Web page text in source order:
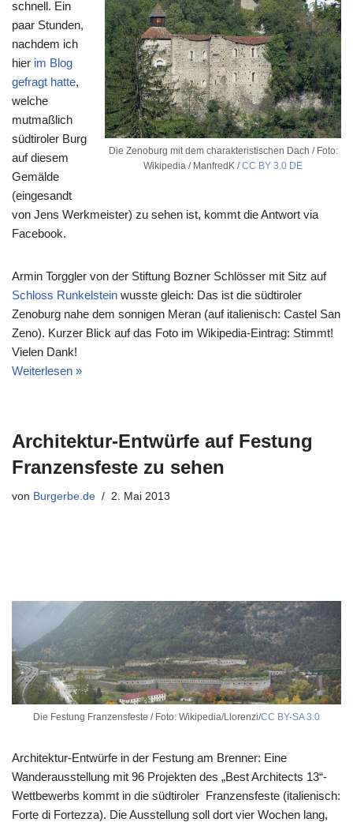
Die Zenoburg mit dem charakteristischen Dach / Foto:
Wikipedia / ManfredK /CC BY 3.0 DE
schnell. Ein
paar Stunden,
nachdem ich
hier im Blog
gefragt hatte,
welche
mutmaßlich
südtiroler Burg
auf diesem
Gemälde
(eingesandt
von Jens Werkmeister) zu sehen ist, kommt die Antwort via
Facebook.
Armin Torggler von der Stiftung Bozner Schlösser mit Sitz auf
Schloss Runkelstein wusste gleich: Das ist die südtiroler
Zenoburg nahe dem sonnigen Meran (auf italienisch: Castel San
Zeno). Kurzer Blick auf das Foto im Wikipedia-Eintrag: Stimmt!
Vielen Dank!
Weiterlesen »
Architektur-Entwürfe auf Festung
Franzensfeste zu sehen
von Burgerbe.de 2. Mai 2013
Die Festung Franzensfeste / Foto: Wikipedia/Llorenzi/CC BY-SA 3.0
Architektur-Entwürfe in der Festung am Brenner: Eine
Wanderausstellung mit 96 Projekten des „Best Architects 13“-
Wettbewerbs kommt in die südtiroler Franzensfeste (italienisch:
Forte di Fortezza). Die Ausstellung soll dort vier Wochen lang,